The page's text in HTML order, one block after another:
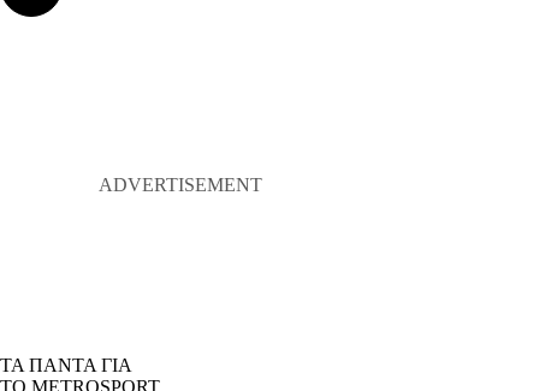
ΤΑ ΠΑΝΤΑ ΓΙΑ
ΤΟ METROSPORT